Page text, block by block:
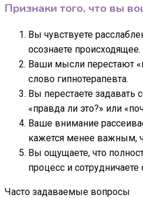
Признаки того, что вы
Вы чувствуете
осознаете происходящее.
Ваши мысли перестают
слово гипнотерапевта.
Вы перестаете задавать
«правда ли это?» или
Ваше внимание
кажется менее важным,
Вы ощущаете, что
процесс и сотрудничаете
Часто задаваемые вопросы